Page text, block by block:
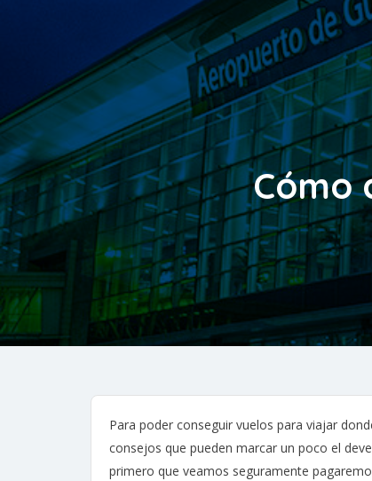
Cómo
Para poder conseguir vuelos para viajar
consejos que pueden marcar un poco el
primero que veamos seguramente